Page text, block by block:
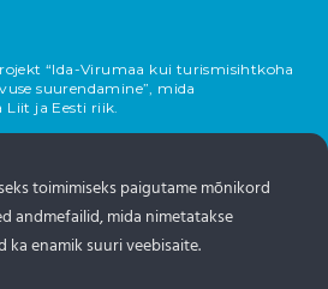
“Ida-Virumaa kui turismisihtkoha
suurendamine”, mida
Liit ja Eesti riik.
toimimiseks paigutame mõnikord
andmefailid, mida nimetatakse
ka enamik suuri veebisaite.